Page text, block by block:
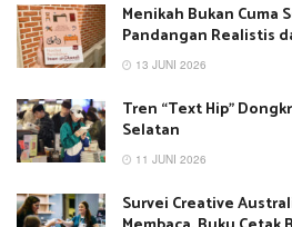
Menikah Bukan Cuma
Pandangan Realistis
13 JUNI 2026
Tren “Text Hip”
Selatan
11 JUNI 2026
Survei Creative